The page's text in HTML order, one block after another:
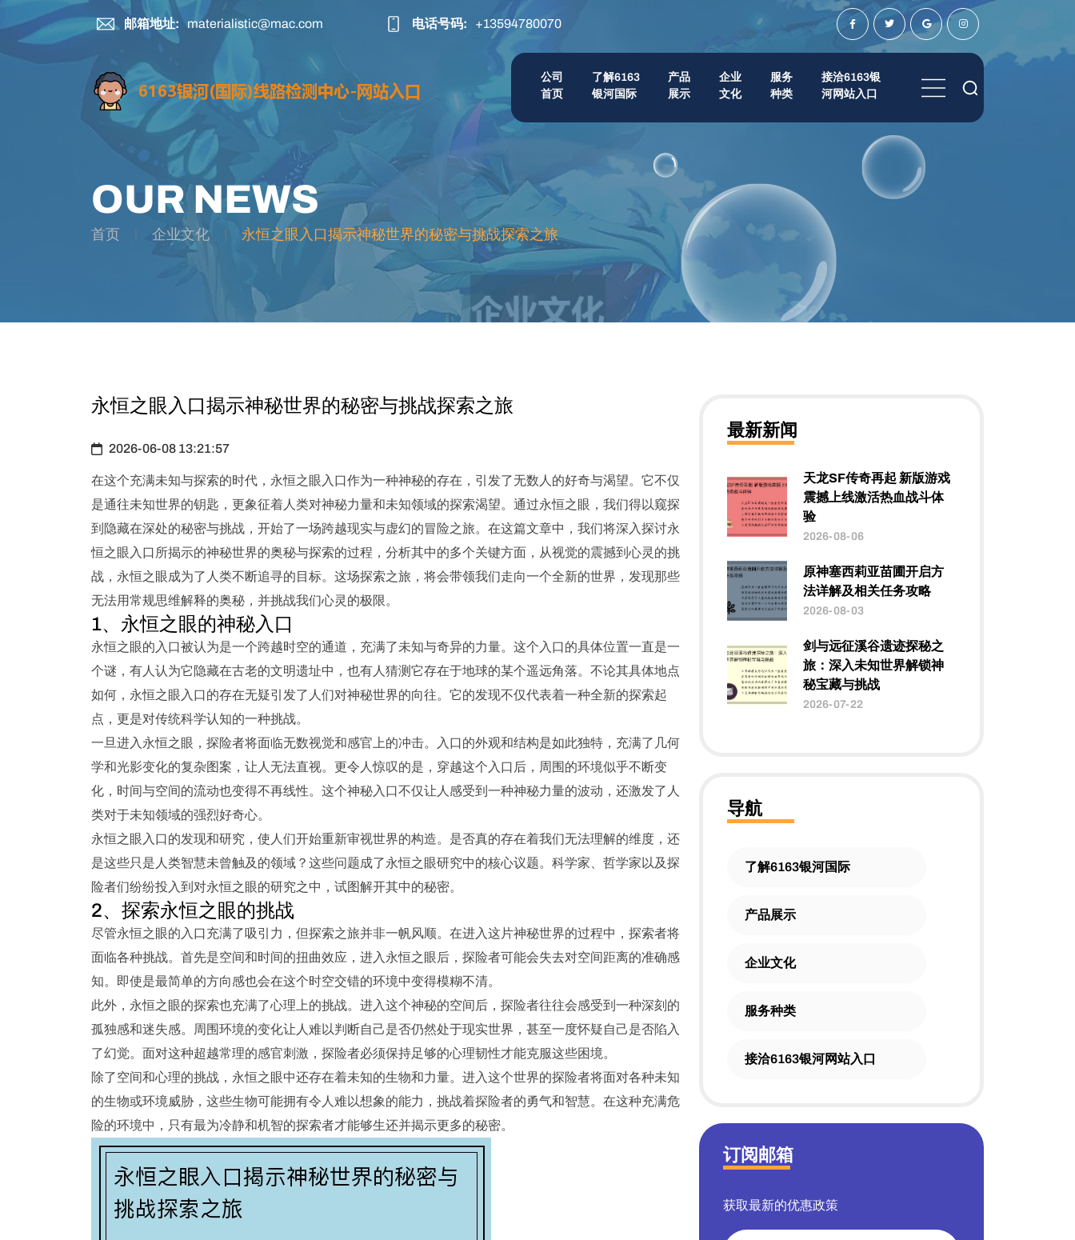
邮箱地址: materialistic@mac.com 电话号码: +13594780070
公司
首页
了解6163
银河国际
产品
展示
企业
文化
服务
种类
接洽6163银
河网站入口
OUR NEWS
首页 企业文化 永恒之眼入口揭示神秘世界的秘密与挑战探索之旅
永恒之眼入口揭示神秘世界的秘密与挑战探索之旅
2026-06-08 13:21:57
在这个充满未知与探索的时代，永恒之眼入口作为一种神秘的存在，引发了无数人的好奇与渴望。它不仅
是通往未知世界的钥匙，更象征着人类对神秘力量和未知领域的探索渴望。通过永恒之眼，我们得以窥探
到隐藏在深处的秘密与挑战，开始了一场跨越现实与虚幻的冒险之旅。在这篇文章中，我们将深入探讨永
恒之眼入口所揭示的神秘世界的奥秘与探索的过程，分析其中的多个关键方面，从视觉的震撼到心灵的挑
战，永恒之眼成为了人类不断追寻的目标。这场探索之旅，将会带领我们走向一个全新的世界，发现那些
无法用常规思维解释的奥秘，并挑战我们心灵的极限。
1、永恒之眼的神秘入口
永恒之眼的入口被认为是一个跨越时空的通道，充满了未知与奇异的力量。这个入口的具体位置一直是一
个谜，有人认为它隐藏在古老的文明遗址中，也有人猜测它存在于地球的某个遥远角落。不论其具体地点
如何，永恒之眼入口的存在无疑引发了人们对神秘世界的向往。它的发现不仅代表着一种全新的探索起
点，更是对传统科学认知的一种挑战。
一旦进入永恒之眼，探险者将面临无数视觉和感官上的冲击。入口的外观和结构是如此独特，充满了几何
学和光影变化的复杂图案，让人无法直视。更令人惊叹的是，穿越这个入口后，周围的环境似乎不断变
化，时间与空间的流动也变得不再线性。这个神秘入口不仅让人感受到一种神秘力量的波动，还激发了人
类对于未知领域的强烈好奇心。
永恒之眼入口的发现和研究，使人们开始重新审视世界的构造。是否真的存在着我们无法理解的维度，还
是这些只是人类智慧未曾触及的领域？这些问题成了永恒之眼研究中的核心议题。科学家、哲学家以及探
险者们纷纷投入到对永恒之眼的研究之中，试图解开其中的秘密。
2、探索永恒之眼的挑战
尽管永恒之眼的入口充满了吸引力，但探索之旅并非一帆风顺。在进入这片神秘世界的过程中，探索者将
面临各种挑战。首先是空间和时间的扭曲效应，进入永恒之眼后，探险者可能会失去对空间距离的准确感
知。即使是最简单的方向感也会在这个时空交错的环境中变得模糊不清。
此外，永恒之眼的探索也充满了心理上的挑战。进入这个神秘的空间后，探险者往往会感受到一种深刻的
孤独感和迷失感。周围环境的变化让人难以判断自己是否仍然处于现实世界，甚至一度怀疑自己是否陷入
了幻觉。面对这种超越常理的感官刺激，探险者必须保持足够的心理韧性才能克服这些困境。
除了空间和心理的挑战，永恒之眼中还存在着未知的生物和力量。进入这个世界的探险者将面对各种未知
的生物或环境威胁，这些生物可能拥有令人难以想象的能力，挑战着探险者的勇气和智慧。在这种充满危
险的环境中，只有最为冷静和机智的探索者才能够生还并揭示更多的秘密。
最新新闻
天龙SF传奇再起 新版游戏
震撼上线激活热血战斗体
验
2026-08-06
原神塞西莉亚苗圃开启方
法详解及相关任务攻略
2026-08-03
剑与远征溪谷遗迹探秘之
旅：深入未知世界解锁神
秘宝藏与挑战
2026-07-22
导航
了解6163银河国际
产品展示
企业文化
服务种类
接洽6163银河网站入口
订阅邮箱
获取最新的优惠政策